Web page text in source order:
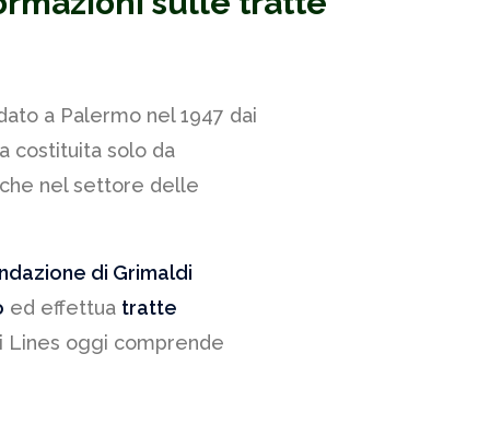
a Palermo nel 1947 dai
costituita solo da
nel settore delle
di Grimaldi
ed effettua tratte
Lines oggi comprende